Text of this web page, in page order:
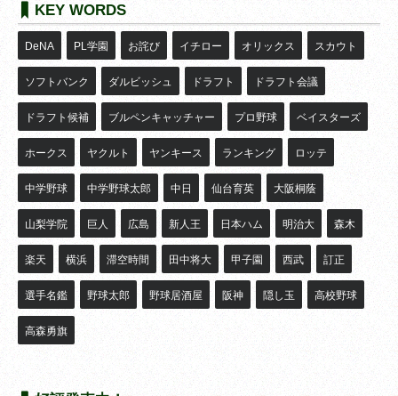
KEY WORDS
DeNA PL学園 お詫び イチロー オリックス スカウト
ソフトバンク ダルビッシュ ドラフト ドラフト会議
ドラフト候補 ブルペンキャッチャー プロ野球 ベイスターズ
ホークス ヤクルト ヤンキース ランキング ロッテ
中学野球 中学野球太郎 中日 仙台育英 大阪桐蔭
山梨学院 巨人 広島 新人王 日本ハム 明治大 森木
楽天 横浜 滞空時間 田中将大 甲子園 西武 訂正
選手名鑑 野球太郎 野球居酒屋 阪神 隠し玉 高校野球
高森勇旗